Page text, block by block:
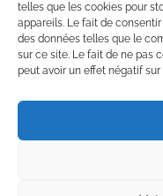
telles que les cookies pour
appareils. Le fait de
des données telles que le
sur ce site. Le fait de ne pas
peut avoir un effet négatif